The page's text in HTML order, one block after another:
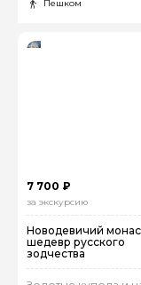
Пешком
7 700 ₽
за экскурсию
Новодевичий
шедевр русского
зодчества